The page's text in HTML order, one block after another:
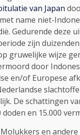
van Japan
name niet-
Gedurende deze
zijn
gruwelijke wijze
door
en/of Europese
De schattingen
doden en 15.000
en